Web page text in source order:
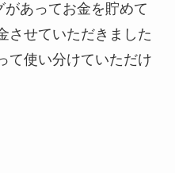
あってお金を貯めて
させていただきました
て使い分けていただけ